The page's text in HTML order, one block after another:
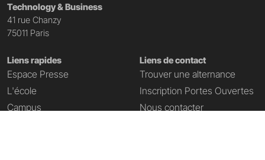
Technology & Business
41 rue Chanzy
75011 Paris
Liens rapides
Espace Presse
L'école
Campus
Liens de contact
Trouver une alternance
Inscription Portes Ouvertes
Nous contacter